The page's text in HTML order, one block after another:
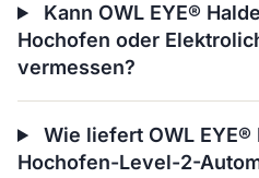
Kann OWL EYE®
Hochofen oder
vermessen?
Wie liefert OWL EYE®
Hochofen-Level-2-